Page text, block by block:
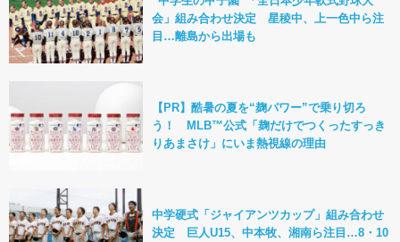
会」組み合わせ決定 星稜中、上一色中ら注
目…離島から出場も
【PR】酷暑の夏を“麹パワー”で乗り切ろ
う！ MLB™公式「麹だけでつくったすっき
りあまさけ」にいま熱視線の理由
中学硬式「ジャイアンツカップ」組み合わせ
決定 巨人U15、中本牧、湘南ら注目…8・10